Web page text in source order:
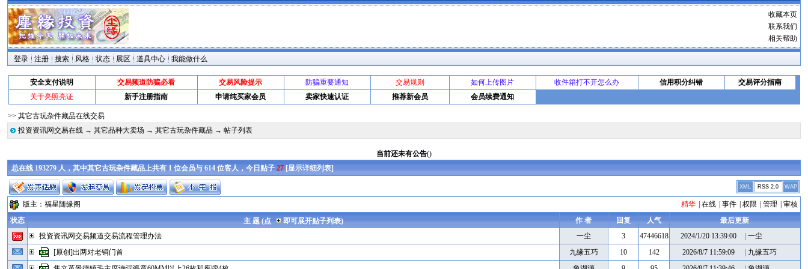
收藏本页
联系我们
相关帮助
登录 注册 搜索 风格 状态 展区 道具中心 我能做什么
安全支付说明 交易频道防骗必看 交易风险提示 防骗重要通知 交易规则 如何上传图片 收件箱打不开怎么办 信用积分纠错
交易评分指南
关于亮照亮证
新手注册指南 申请纯买家会员 卖家快速认证 推荐新会员 会员续费通知
>> 其它古玩杂件藏品在线交易
投资资讯网交易在线 →其它品种大卖场 →其它古玩杂件藏品 → 帖子列表
当前还未有公告()
总在线 193279 人，其中其它古玩杂件藏品上共有 1 位会员与 614 位客人，今日贴子27[显示详细列表]
XML RSS 2.0 WAP
精华 在线 事件 权限 管理 审核
版主：福星随缘阁
作 者
回复 人气 最后更新
状态 主 题 (点
即可展开贴子列表)
一尘
3 47446618 2024/1/20 13:39:00 一尘
投资资讯网交易频道交易流程管理办法
九缘五巧
10 142 2026/8/7 11:59:09 九缘五巧
[原创]出两对老铜门首